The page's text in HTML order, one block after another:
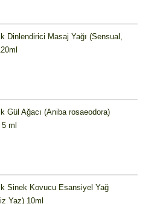
Dinlendirici Masaj Yağı (Sensual,
Gül Ağacı (Aniba rosaeodora)
ml
Sinek Kovucu Esansiyel Yağ
Yaz) 10ml